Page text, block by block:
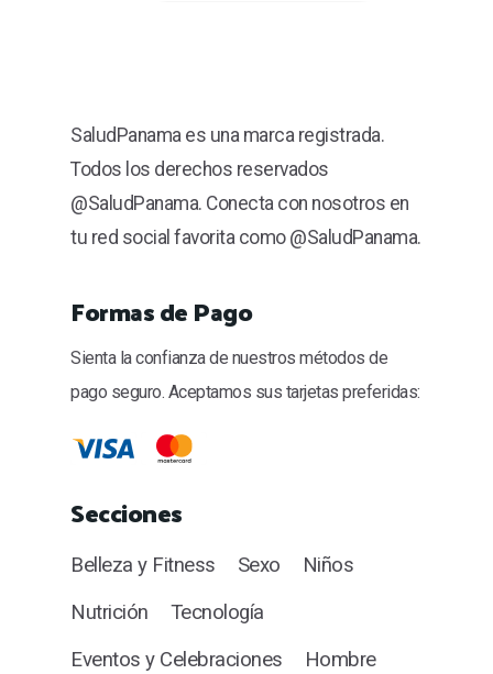
SaludPanama es una marca registrada.
Todos los derechos reservados
@SaludPanama. Conecta con nosotros en
tu red social favorita como @SaludPanama.
Formas de Pago
Sienta la confianza de nuestros métodos de
pago seguro. Aceptamos sus tarjetas preferidas:
Secciones
Belleza y Fitness Sexo
Niños
Nutrición
Tecnología
Eventos y Celebraciones
Hombre